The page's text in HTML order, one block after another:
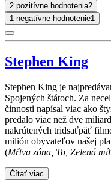
2 pozitívne hodnotenia2
1 negatívne hodnotenie1
Stephen King
Stephen King je
Spojených štátoch. Za
činnosti napísal viac ako
predalo viac než dve
nakrútených tridsaťpäť
milión obyvateľov našej
(Mŕtva zóna, To, Zelená
Čítať viac